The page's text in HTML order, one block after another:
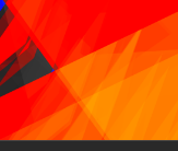
Zum
Inhalt
springen